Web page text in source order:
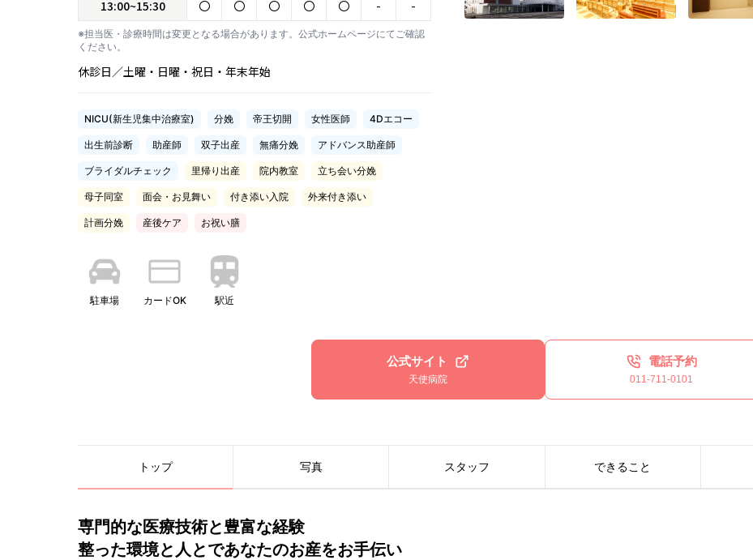
13:00~15:30
〇 〇 〇 〇 〇 - -
※担当医・診療時間は変更となる場合があります。公式ホームページにてご確認
ください。
休診日／土曜・日曜・祝日・年末年始
NICU(新生児集中治療室) 分娩 帝王切開 女性医師 4Dエコー
出生前診断 助産師 双子出産 無痛分娩 アドバンス助産師
ブライダルチェック 里帰り出産 院内教室 立ち会い分娩
母子同室 面会・お見舞い 付き添い入院 外来付き添い
計画分娩 産後ケア お祝い膳
駐車場 カードOK 駅近
公式サイト
天使病院
電話予約
011-711-0101
トップ 写真 スタッフ できること
専門的な医療技術と豊富な経験
整った環境と人とであなたのお産をお手伝い